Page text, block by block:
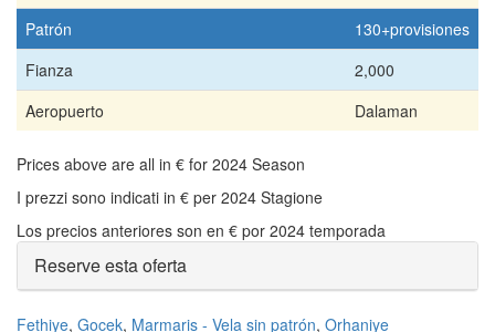
Patrón
130+provisiones
Fianza
2,000
Aeropuerto
Dalaman
Prices above are all in € for 2024 Season
I prezzi sono indicati in € per 2024 Stagione
Los precios anteriores son en € por 2024 temporada
Reserve esta oferta
Fethiye, Gocek, Marmaris - Vela sin patrón, Orhaniye